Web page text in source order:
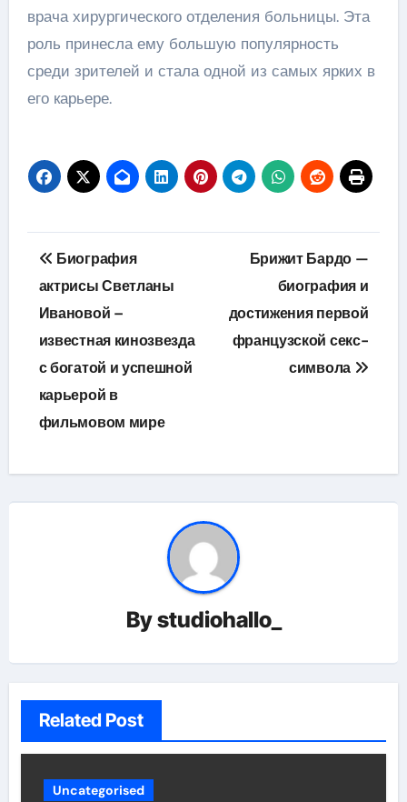
врача хирургического отделения больницы. Эта
роль принесла ему большую популярность
среди зрителей и стала одной из самых ярких в
его карьере.
Навигация
по
записям
Биография
актрисы Светланы
Ивановой –
известная кинозвезда
с богатой и успешной
карьерой в
фильмовом мире
Брижит Бардо —
биография и
достижения первой
французской секс-
символа
Bystudiohallo_
Related Post
Uncategorised